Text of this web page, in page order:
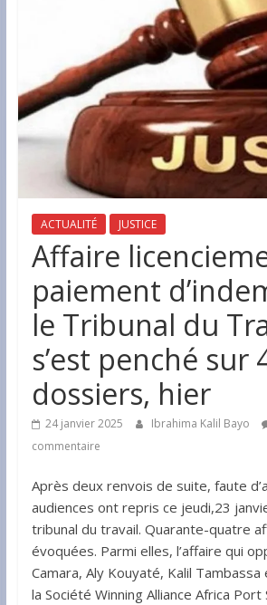
ACTUALITÉ JUSTICE
Affaire
paiement
le Tribunal du
s’est penché sur
dossiers, hier
24 janvier 2025 Ibrahima Kalil Bayo
commentaire
Après deux renvois de suite, faute
audiences ont repris ce jeudi,23
tribunal du travail. Quarante-quatre
évoquées. Parmi elles, l’affaire qui
Camara, Aly Kouyaté, Kalil
la Société Winning Alliance Africa Port